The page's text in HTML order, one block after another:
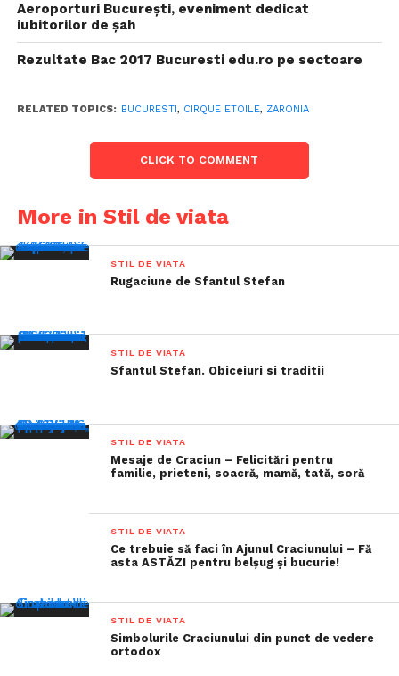
Aeroporturi București, eveniment dedicat
iubitorilor de șah
Rezultate Bac 2017 Bucuresti edu.ro pe sectoare
RELATED TOPICS: BUCURESTI, CIRQUE ETOILE, ZARONIA
CLICK TO COMMENT
More in Stil de viata
STIL DE VIATA
Rugaciune de Sfantul Stefan
STIL DE VIATA
Sfantul Stefan. Obiceiuri si traditii
STIL DE VIATA
Mesaje de Craciun – Felicitări pentru
familie, prieteni, soacră, mamă, tată, soră
STIL DE VIATA
Ce trebuie să faci în Ajunul Craciunului – Fă
asta ASTĂZI pentru belșug și bucurie!
STIL DE VIATA
Simbolurile Craciunului din punct de vedere
ortodox